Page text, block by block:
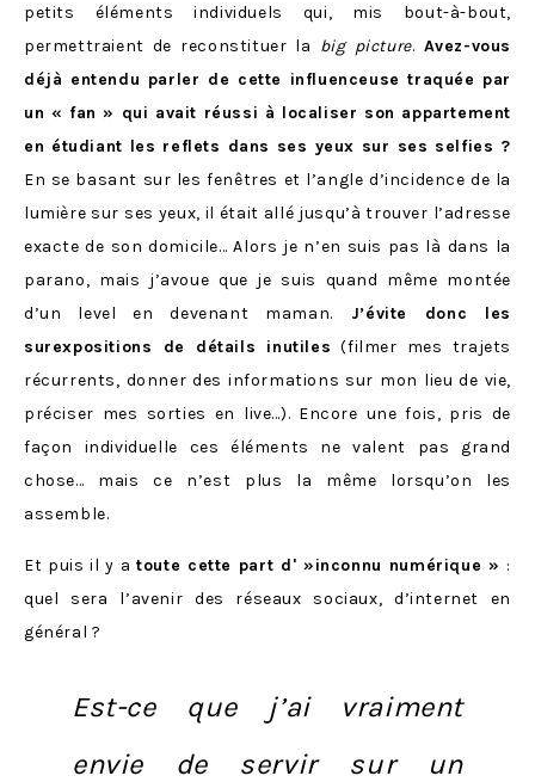
petits éléments individuels qui, mis bout-à-bout,
permettraient de reconstituer la big picture. Avez-vous
déjà entendu parler de cette influenceuse traquée par
un « fan » qui avait réussi à localiser son appartement
en étudiant les reflets dans ses yeux sur ses selfies ?
En se basant sur les fenêtres et l’angle d’incidence de la
lumière sur ses yeux, il était allé jusqu’à trouver l’adresse
exacte de son domicile… Alors je n’en suis pas là dans la
parano, mais j’avoue que je suis quand même montée
d’un level en devenant maman. J’évite donc les
surexpositions de détails inutiles (filmer mes trajets
récurrents, donner des informations sur mon lieu de vie,
préciser mes sorties en live…). Encore une fois, pris de
façon individuelle ces éléments ne valent pas grand
chose… mais ce n’est plus la même lorsqu’on les
assemble.
Et puis il y atoute cette part d' »inconnu numérique » :
quel sera l’avenir des réseaux sociaux, d’internet en
général ?
Est-ce que j’ai vraiment
envie de servir sur un